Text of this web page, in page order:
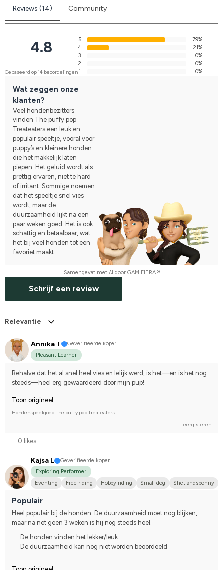
Reviews (14) Community
4.8
Gebaseerd op 14 beoordelingen
5
79%
4
21%
3
0%
2
0%
1
0%
Wat zeggen onze
klanten?
Veel hondenbezitters
vinden The puffy pop
Treateaters een leuk en
populair speeltje, vooral voor
puppy’s en kleinere honden
die het makkelijk laten
piepen. Het geluid wordt als
prettig ervaren, niet te hard
of irritant. Sommige noemen
dat het speeltje snel vies
wordt, maar de
duurzaamheid lijkt na een
paar weken goed. Het is ook
schattig en betaalbaar, wat
het bij veel honden tot een
favoriet maakt.
Samengevat met AI door GAMIFIERA.®
Schrijf een review
Relevantie
Annika T
Geverifieerde koper
Pleasant Learner
Behalve dat het al snel heel vies en lelijk werd, is het—en is het nog
steeds—heel erg gewaardeerd door mijn pup!
Toon origineel
Hondenspeelgoed The puffy pop Treateaters
eergisteren
0 likes
Kajsa L
Geverifieerde koper
Exploring Performer
Eventing
Free riding Hobby riding Small dog
Shetlandsponny
Populair
Heel populair bij de honden. De duurzaamheid moet nog blijken,
maar na net geen 3 weken is hij nog steeds heel.
De honden vinden het lekker/leuk
De duurzaamheid kan nog niet worden beoordeeld